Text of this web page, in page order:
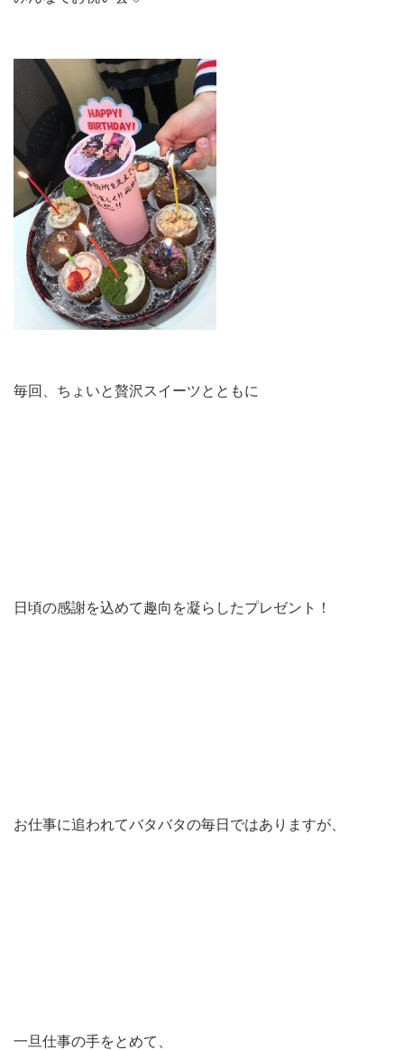
毎回、ちょいと贅沢スイーツとともに
日頃の感謝を込めて趣向を凝らしたプレゼント！
お仕事に追われてバタバタの毎日ではありますが、
一旦仕事の手をとめて、